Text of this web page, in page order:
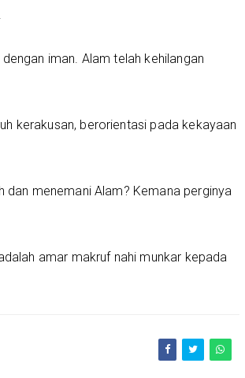
iman. Alam telah kehilangan
kerakusan, berorientasi pada kekayaan
dan menemani Alam? Kemana perginya
amar makruf nahi munkar kepada